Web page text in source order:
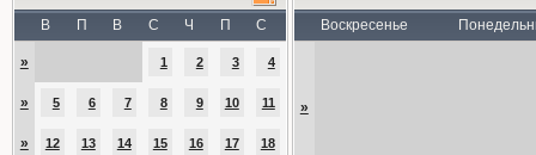
В П В С Ч П С
» 1 2 3 4
» 5 6 7 8 9 10 11
» 12 13 14 15 16 17 18
Воскресенье
»